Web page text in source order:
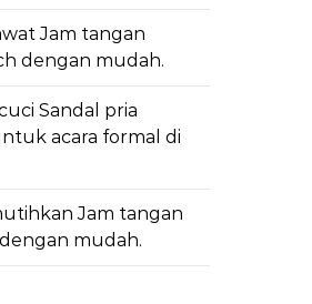
Jam tangan
dengan mudah.
Sandal pria
acara formal di
Jam tangan
mudah.